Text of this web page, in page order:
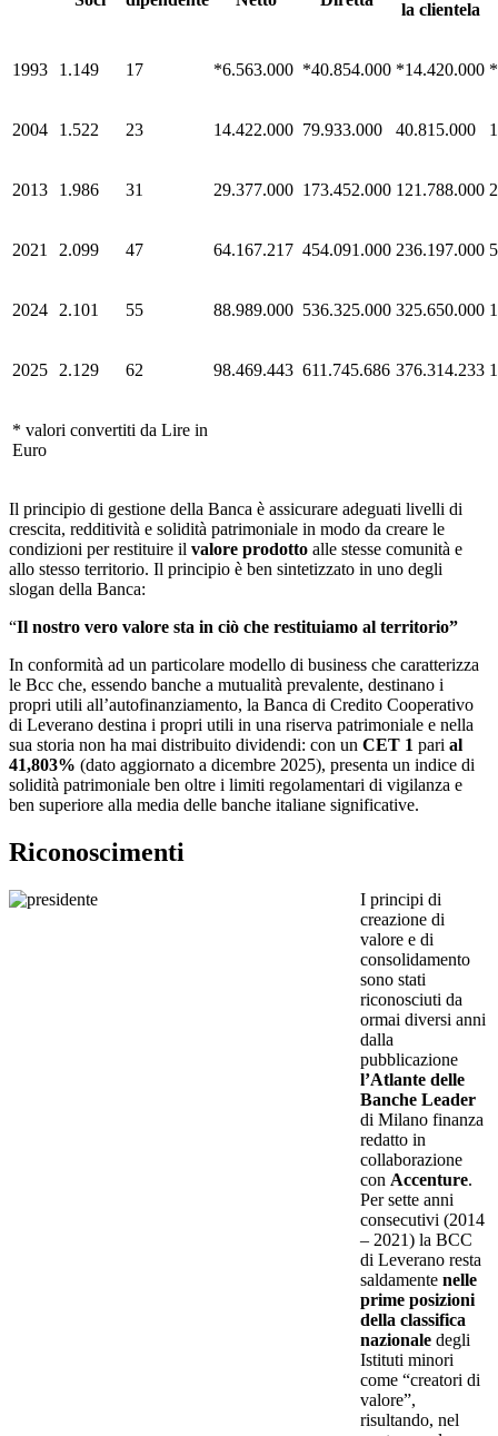
la clientela
1993 1.149 17 *6.563.000 *40.854.000 *14.420.000
2004 1.522 23 14.422.000 79.933.000 40.815.000
2013 1.986 31 29.377.000 173.452.000 121.788.000
2021 2.099 47 64.167.217 454.091.000 236.197.000
2024 2.101 55 88.989.000 536.325.000 325.650.000
2025 2.129 62 98.469.443 611.745.686 376.314.233
* valori convertiti da Lire in
Euro
Il principio di gestione della Banca è assicurare adeguati livelli di
crescita, redditività e solidità patrimoniale in modo da creare le
condizioni per restituire il valore prodotto alle stesse comunità e
allo stesso territorio. Il principio è ben sintetizzato in uno degli
slogan della Banca:
“Il nostro vero valore sta in ciò che restituiamo al territorio”
In conformità ad un particolare modello di business che caratterizza
le Bcc che, essendo banche a mutualità prevalente, destinano i
propri utili all’autofinanziamento, la Banca di Credito Cooperativo
di Leverano destina i propri utili in una riserva patrimoniale e nella
sua storia non ha mai distribuito dividendi: con un CET 1 pari al
41,803% (dato aggiornato a dicembre 2025), presenta un indice di
solidità patrimoniale ben oltre i limiti regolamentari di vigilanza e
ben superiore alla media delle banche italiane significative.
Riconoscimenti
I principi di
creazione di
valore e di
consolidamento
sono stati
riconosciuti da
ormai diversi anni
dalla
pubblicazione
l’Atlante delle
Banche Leader
di Milano finanza
redatto in
collaborazione
con Accenture.
Per sette anni
consecutivi (2014
– 2021) la BCC
di Leverano resta
saldamente nelle
prime posizioni
della classifica
nazionale degli
Istituti minori
come “creatori di
valore”,
risultando, nel